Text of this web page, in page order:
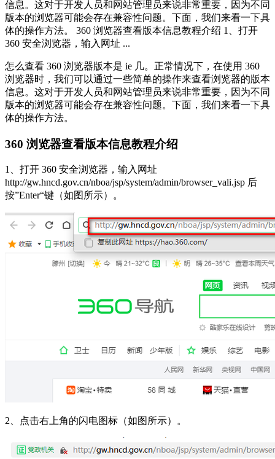
信息。这对于开发人员和网站管理员来说非常重要，因为不同
版本的浏览器可能会存在兼容性问题。下面，我们来看一下具
体的操作方法。 360 浏览器查看版本信息教程介绍 1、打开
360 安全浏览器，输入网址 ...
怎么查看 360 浏览器版本是 ie 几。正常情况下，在使用 360
浏览器时，我们可以通过一些简单的操作来查看浏览器的版本
信息。这对于开发人员和网站管理员来说非常重要，因为不同
版本的浏览器可能会存在兼容性问题。下面，我们来看一下具
体的操作方法。
360 浏览器查看版本信息教程介绍
1、打开 360 安全浏览器，输入网址
http://gw.hncd.gov.cn/nboa/jsp/system/admin/browser_vali.jsp 后
按”Enter“键（如图所示）。
2、点击右上角的闪电图标（如图所示）。